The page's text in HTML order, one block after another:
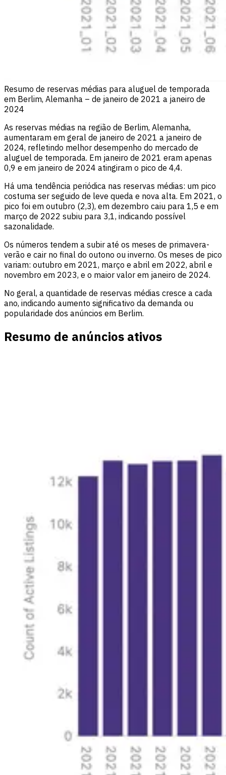
Resumo de reservas médias para aluguel de temporada
em Berlim, Alemanha – de janeiro de 2021 a janeiro de
2024
As reservas médias na região de Berlim, Alemanha,
aumentaram em geral de janeiro de 2021 a janeiro de
2024, refletindo melhor desempenho do mercado de
aluguel de temporada. Em janeiro de 2021 eram apenas
0,9 e em janeiro de 2024 atingiram o pico de 4,4.
Há uma tendência periódica nas reservas médias: um pico
costuma ser seguido de leve queda e nova alta. Em 2021, o
pico foi em outubro (2,3), em dezembro caiu para 1,5 e em
março de 2022 subiu para 3,1, indicando possível
sazonalidade.
Os números tendem a subir até os meses de primavera-
verão e cair no final do outono ou inverno. Os meses de pico
variam: outubro em 2021, março e abril em 2022, abril e
novembro em 2023, e o maior valor em janeiro de 2024.
No geral, a quantidade de reservas médias cresce a cada
ano, indicando aumento significativo da demanda ou
popularidade dos anúncios em Berlim.
Resumo de anúncios ativos